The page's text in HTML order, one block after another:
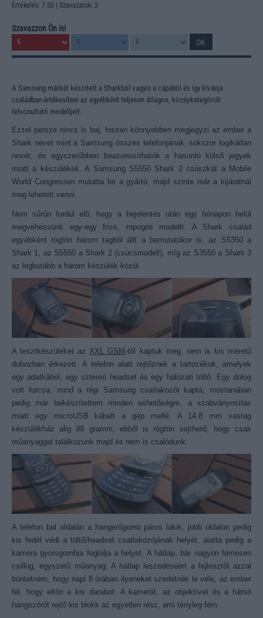
Értékelés: 7.50 | Szavazatok: 2
Szavazzon Ön is!
A Samsung márkát készített a Sharkból vagyis a cápából és így kívánja
családban értékesíteni az egyébként teljesen átlagos, középkategóriát
felvonultató modelljeit.
Ezzel persze nincs is baj, hiszen könnyebben megjegyzi az ember a
Shark nevet mint a Samsung összes telefonjának, sokszor logikátlan
nevét, és egyszerűbben beazonosíthatók a hasonló külső jegyek
miatt a készülékek. A Samsung S5550 Shark 2 csúszkát a Mobile
World Congressen mutatta be a gyártó, majd szinte már a kijáratnál
meg lehetett venni.
Nem sűrűn fordul elő, hogy a bejelentés után egy hónapon belül
megvehessünk egy-egy friss, ropogós modellt. A Shark család
egyébként rögtön három tagból állt a bemutatókor is, az S5350 a
Shark 1, az S5550 a Shark 2 (csúcsmodell), míg az S3550 a Shark 3
az legbutább a három készülék közül.
A tesztkészüléket az XXL GSM-től kaptuk meg, nem is kis méretű
dobozban érkezett. A telefon alatt rejtőznek a tartozékok, amelyek
egy adatkábel, egy sztereó headset és egy hálózati töltő. Egy dolog
volt furcsa, mind a régi Samsung csatlakozót kapta, mostanában
pedig már bekészítettem minden eshetőségre, a szabványosítás
miatt egy microUSB kábelt a gép mellé. A 14.8 mm vastag
készülékház alig 99 gramm, ebből is rögtön sejthető, hogy csak
műanyaggal találkozunk majd és nem is csalódunk.
A telefon bal oldalán a hangerőgomb páros lakik, jobb oldalon pedig
kis fedél védi a töltő/headset csatlakozójának helyét, alatta pedig a
kamera gyorsgombja foglalja a helyet. A hátlap, bár nagyon fémesen
csillog, egyszerű műanyag. A hátlap leszedéséért a fejlesztőt azzal
büntetném, hogy napi 8 órában ilyeneket szedetnék le vele, az ember
fél, hogy eltöri a kis darabot. A kamerát, az objektívet és a hátsó
hangszórót rejtő kis blokk az egyetlen rész, ami tényleg fém.